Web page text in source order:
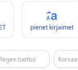
pienet kirjaimet